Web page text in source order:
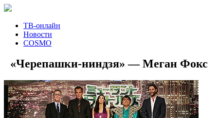
ТВ-онлайн
Новости
COSMO
«Черепашки-ниндзя» — Меган Фокс